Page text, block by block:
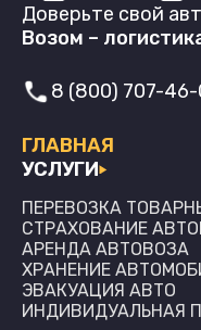
Доверьте свой
Возом –
ГЛАВНАЯ
УСЛУГИ
ПЕРЕВОЗКА
СТРАХОВАНИЕ
АРЕНДА АВТОВОЗА
ХРАНЕНИЕ
ЭВАКУАЦИЯ АВТО
ИНДИВИДУАЛЬНАЯ
8 (800) 707-